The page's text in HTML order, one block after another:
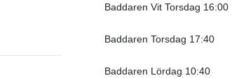
Baddaren Vit Torsdag 16:00
Baddaren Torsdag 17:40
Baddaren Lördag 10:40